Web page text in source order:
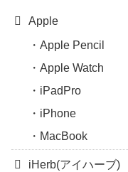
Apple
Apple Pencil
Apple Watch
iPadPro
iPhone
MacBook
iHerb(アイハーブ)